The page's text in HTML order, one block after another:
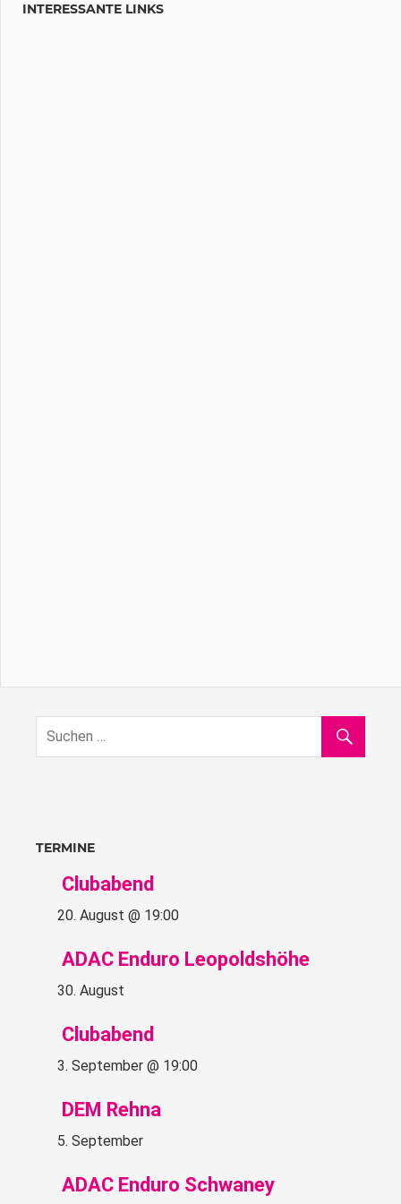
INTERESSANTE LINKS
TERMINE
Clubabend
20. August @ 19:00
ADAC Enduro Leopoldshöhe
30. August
Clubabend
3. September @ 19:00
DEM Rehna
5. September
ADAC Enduro Schwaney